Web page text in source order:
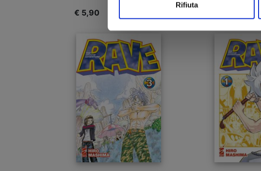
Rifiuta
€ 5,90